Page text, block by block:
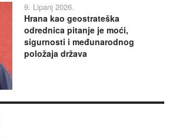
9. Lipanj 2026.
Hrana kao geostrateška
odrednica pitanje je moći,
sigurnosti i međunarodnog
položaja država